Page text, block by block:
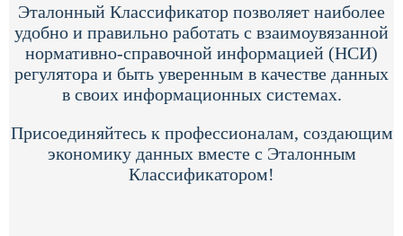
Эталонный Классификатор позволяет наиболее
удобно и правильно работать с взаимоувязанной
нормативно-справочной информацией (НСИ)
регулятора и быть уверенным в качестве данных
в своих информационных системах.
Присоединяйтесь к профессионалам, создающим
экономику данных вместе с Эталонным
Классификатором!